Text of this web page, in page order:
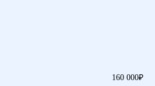
160 000₽